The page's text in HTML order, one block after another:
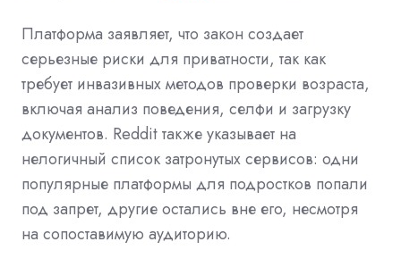
Платформа заявляет, что закон создает
серьезные риски для приватности, так как
требует инвазивных методов проверки возраста,
включая анализ поведения, селфи и загрузку
документов. Reddit также указывает на
нелогичный список затронутых сервисов: одни
популярные платформы для подростков попали
под запрет, другие остались вне его, несмотря
на сопоставимую аудиторию.